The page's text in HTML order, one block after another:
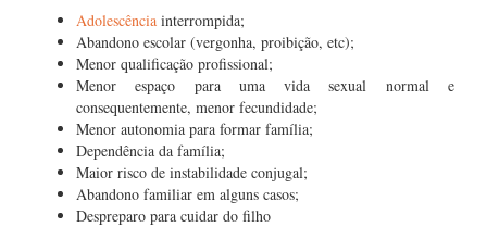
Adolescência interrompida;
Abandono escolar (vergonha, proibição, etc);
Menor qualificação profissional;
Menor espaço para uma vida sexual normal e
consequentemente, menor fecundidade;
Menor autonomia para formar família;
Dependência da família;
Maior risco de instabilidade conjugal;
Abandono familiar em alguns casos;
Despreparo para cuidar do filho